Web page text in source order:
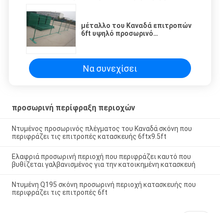
μέταλλο του Καναδά επιτροπών
6ft υψηλό προσωρινό
Να συνεχίσει
προσωρινή περίφραξη περιοχών
Ντυμένος προσωρινός πλέγματος του Καναδά σκόνη που
περιφράζει τις επιτροπές κατασκευής 6ftx9.5ft
Ελαφριά προσωρινή περιοχή που περιφράζει καυτό που
βυθίζεται γαλβανισμένος για την κατοικημένη κατασκευή
Ντυμένη Q195 σκόνη προσωρινή περιοχή κατασκευής που
περιφράζει τις επιτροπές 6ft